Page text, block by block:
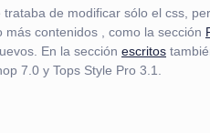
de modificar sólo el css,
contenidos , como la sección
En la sección escritos
7.0 y Tops Style Pro 3.1.